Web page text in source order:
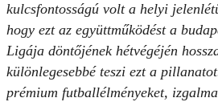
kulcsfontosságú volt a helyi
hogy ezt az együttműködést a
Ligája döntőjének hétvégéjén
különlegesebbé teszi ezt a
prémium futballélményeket,